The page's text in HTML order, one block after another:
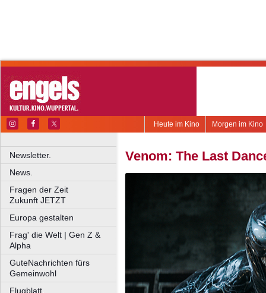
Morgen im Kino
Heute im Kino
Newsletter.
News.
Fragen der Zeit
Zukunft JETZT
Europa gestalten
Frag' die Welt | Gen Z &
Alpha
GuteNachrichten fürs
Gemeinwohl
Flugblatt.
Venom: The Last